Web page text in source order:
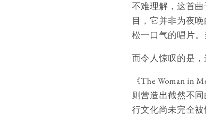
不难理解，这首
目，它并非为夜
松一口气的唱片
而令人惊叹的是，
《The Woman in
则营造出截然不
行文化尚未完全被